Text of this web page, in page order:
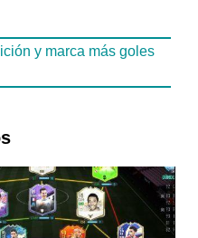
y marca más goles